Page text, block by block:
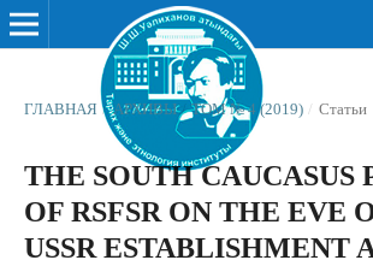
ГЛАВНАЯ / АРХИВЫ / ТОМ № 4 (2019) / Статьи
THE SOUTH CAUCASUS
OF RSFSR ON THE EVE
USSR ESTABLISHMENT